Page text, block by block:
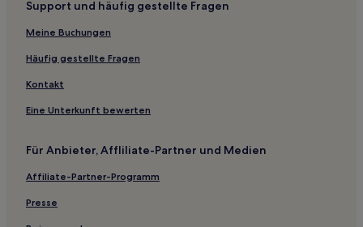
Heideland Hotels
Jena-Zentrum Hotels
Hotels nahe Deutsches Optisches Museum
Hotels nahe Historischer Friedhof
Saale-Holzland-Kreis: Hotels
Döbritschen Hotels
Ammerbach Hotels
Gasthäuser in Erfurt
Support und häufig gestellte Fragen
Meine Buchungen
Häufig gestellte Fragen
Kontakt
Eine Unterkunft bewerten
Für Anbieter, Affliliate-Partner und Medien
Affiliate-Partner-Programm
Presse